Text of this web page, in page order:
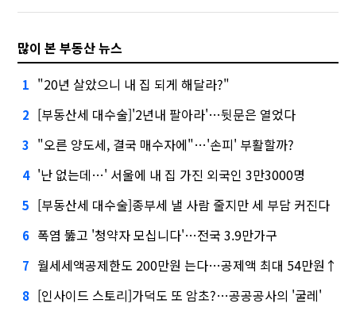
많이 본 부동산 뉴스
1 "20년 살았으니 내 집 되게 해달라?"
2 [부동산세 대수술]'2년내 팔아라'…뒷문은 열었다
3 "오른 양도세, 결국 매수자에"…'손피' 부활할까?
4 '난 없는데…' 서울에 내 집 가진 외국인 3만3000명
5 [부동산세 대수술]종부세 낼 사람 줄지만 세 부담 커진다
6 폭염 뚫고 '청약자 모십니다'…전국 3.9만가구
7 월세세액공제한도 200만원 는다…공제액 최대 54만원↑
8 [인사이드 스토리]가덕도 또 암초?…공공공사의 '굴레'